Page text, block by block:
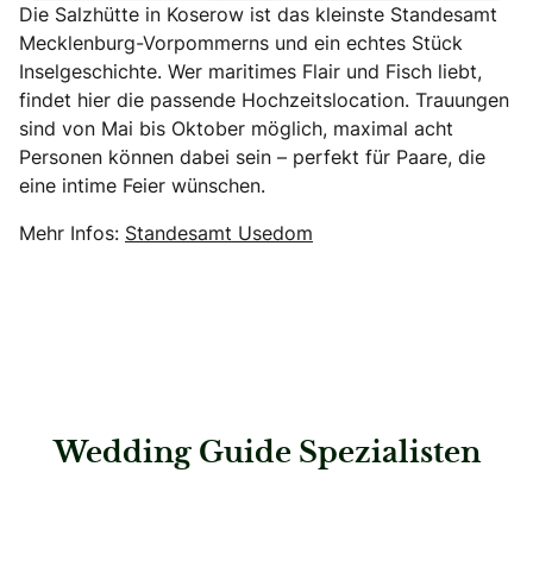
Die Salzhütte in Koserow ist das kleinste Standesamt
Mecklenburg-Vorpommerns und ein echtes Stück
Inselgeschichte. Wer maritimes Flair und Fisch liebt,
findet hier die passende Hochzeitslocation. Trauungen
sind von Mai bis Oktober möglich, maximal acht
Personen können dabei sein – perfekt für Paare, die
eine intime Feier wünschen.
Mehr Infos: Standesamt Usedom
Wedding Guide Spezialisten